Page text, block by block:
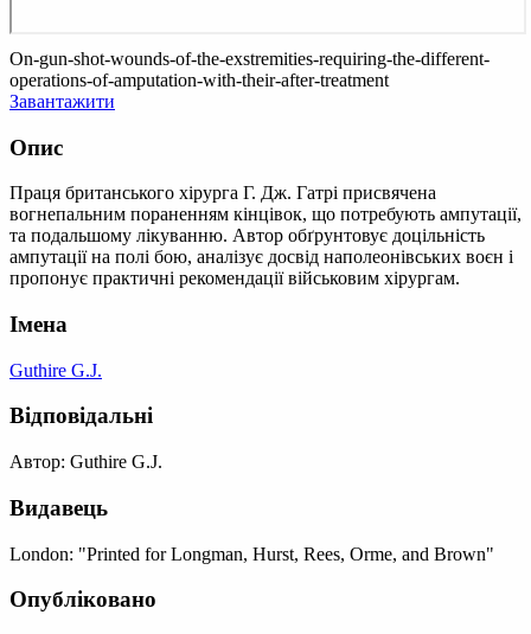
On-gun-shot-wounds-of-the-exstremities-requiring-the-different-
operations-of-amputation-with-their-after-treatment
Завантажити
Опис
Праця британського хірурга Г. Дж. Гатрі присвячена
вогнепальним пораненням кінцівок, що потребують ампутації,
та подальшому лікуванню. Автор обґрунтовує доцільність
ампутації на полі бою, аналізує досвід наполеонівських воєн і
пропонує практичні рекомендації військовим хірургам.
Імена
Guthire G.J.
Відповідальні
Автор: Guthire G.J.
Видавець
London: "Printed for Longman, Hurst, Rees, Orme, and Brown"
Опубліковано